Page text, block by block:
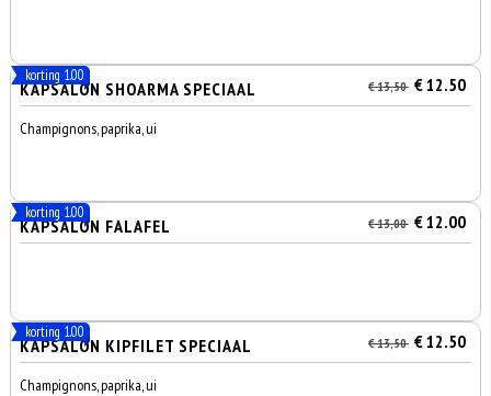
korting 1.00
KAPSALON SHOARMA SPECIAAL € 13,50 € 12.50
Champignons, paprika, ui
korting 1.00
KAPSALON FALAFEL € 13,00 € 12.00
korting 1.00
KAPSALON KIPFILET SPECIAAL € 13,50 € 12.50
Champignons, paprika, ui